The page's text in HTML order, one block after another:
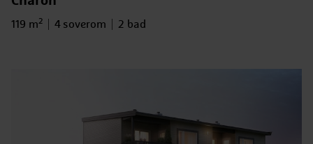
Bruksareal
119 m2 Antall soverom
4 soverom Antall bad
2 bad